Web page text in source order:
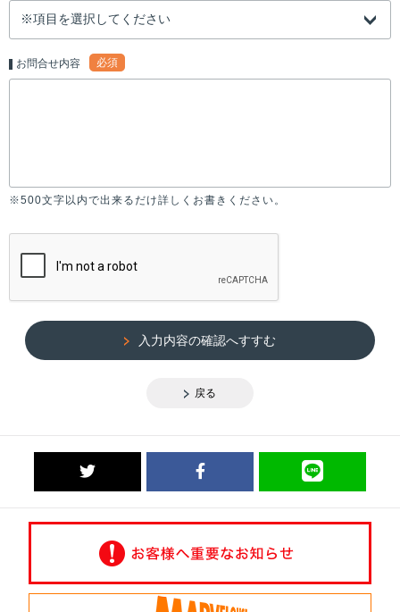
お問合せ内容 必須
※500文字以内で出来るだけ詳しくお書きください。
戻る
入力内容の確認へすすむ